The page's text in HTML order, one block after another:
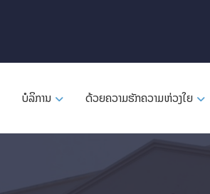
ບໍລິການ ດ້ວຍຄວາມຮັກຄວາມຫ່ວງໃຍ